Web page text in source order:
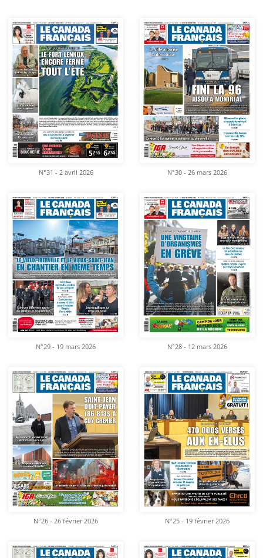
N°31 - 2 avril 2026 N°30 - 26 mars 2026
N°29 - 19 mars 2026 N°28 - 12 mars 2026
N°26 - 26 février 2026 N°25 - 19 février 2026